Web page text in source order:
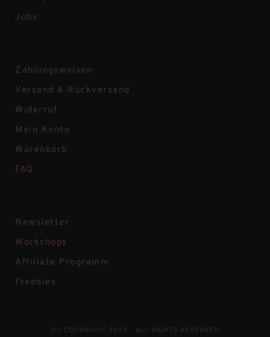
Jobs
Zahlungsweisen
Versand & Rückversand
Widerruf
Mein Konto
Warenkorb
FAQ
Newsletter
Workshops
Affiliate Programm
Freebies
(C) COPYRIGHT 2023 - ALL RIGHTS RESERVED